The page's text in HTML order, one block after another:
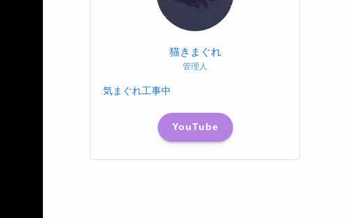
猫きまぐれ
管理人
気まぐれ工事中
YouTube